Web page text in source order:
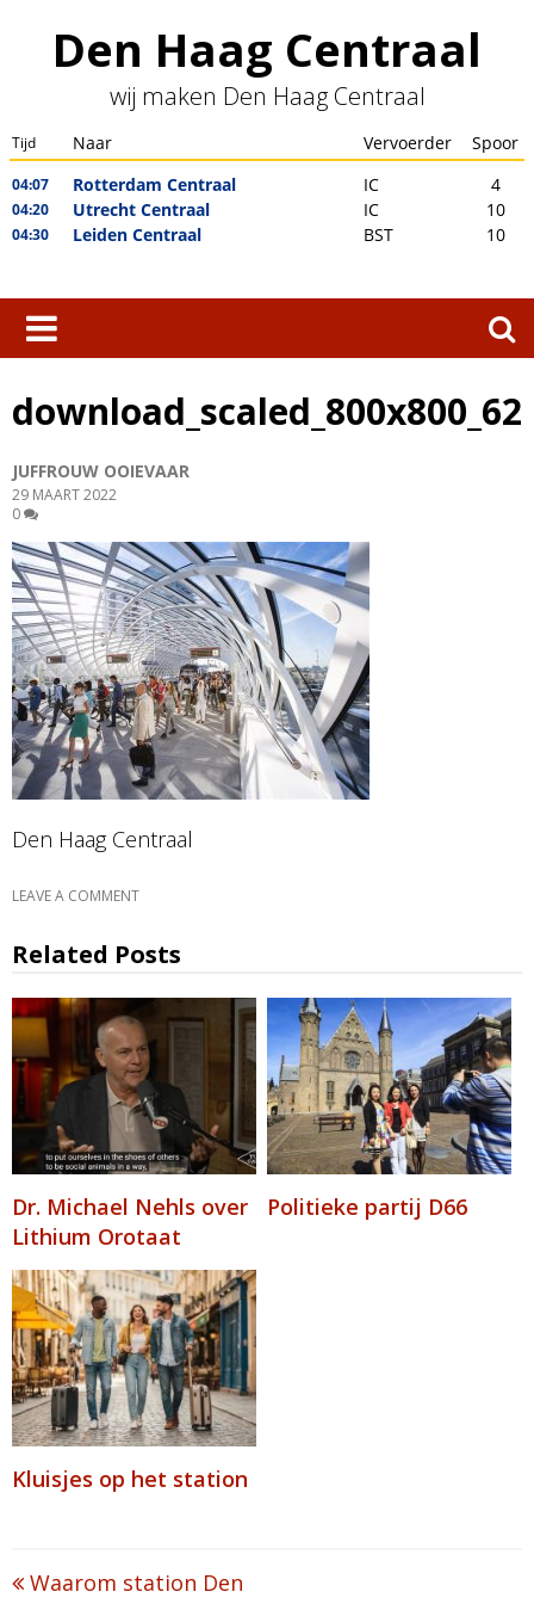
contentDen Haag Centraal
wij maken Den Haag Centraal
Zoeken
naar:
download_scaled_800x800_62
JUFFROUW OOIEVAAR
29 MAART 2022
0
Den Haag Centraal
LEAVE A COMMENT
Related Posts
Dr. Michael Nehls over
Lithium Orotaat
Politieke partij D66
Kluisjes op het station
Post
Waarom station Den